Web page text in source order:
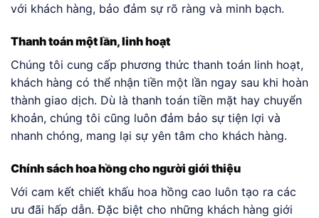
với khách hàng, bảo đảm sự rõ ràng và minh bạch.
Thanh toán một lần, linh hoạt
Chúng tôi cung cấp phương thức thanh toán linh hoạt,
khách hàng có thể nhận tiền một lần ngay sau khi hoàn
thành giao dịch. Dù là thanh toán tiền mặt hay chuyển
khoản, chúng tôi cũng luôn đảm bảo sự tiện lợi và
nhanh chóng, mang lại sự yên tâm cho khách hàng.
Chính sách hoa hồng cho người giới thiệu
Với cam kết chiết khấu hoa hồng cao luôn tạo ra các
ưu đãi hấp dẫn. Đặc biệt cho những khách hàng giới